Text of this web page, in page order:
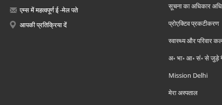
एम्स में महत्वपूर्ण ई -मेल पते
आपकी प्रतिक्रिया दें
सूचना का अधिकार
प्रोएक्टिव प्रकटीकरण
स्वास्थ्य और परिवार
अ॰ भा॰ आ॰ सं॰ से जुड़े
Mission Delhi
मेरा अस्पताल